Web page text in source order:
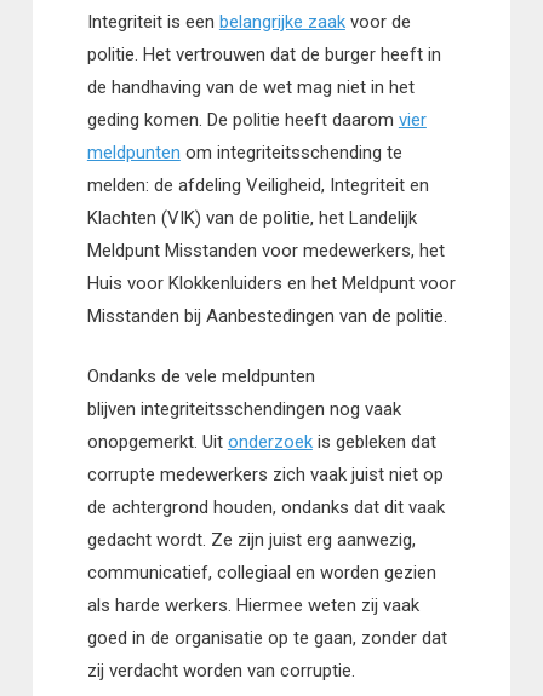
Integriteit is een belangrijke zaakvoor de
politie. Het vertrouwen dat de burger heeft in
de handhaving van de wet mag niet in het
geding komen. De politie heeft daarom vier
meldpunten om integriteitsschending te
melden: de afdeling Veiligheid, Integriteit en
Klachten (VIK) van de politie, het Landelijk
Meldpunt Misstanden voor medewerkers, het
Huis voor Klokkenluiders en het Meldpunt voor
Misstanden bij Aanbestedingen van de politie.
Ondanks de vele meldpunten
blijven integriteitsschendingen nog vaak
onopgemerkt. Uit onderzoekis gebleken dat
corrupte medewerkers zich vaak juist niet op
de achtergrond houden, ondanks dat dit vaak
gedacht wordt. Ze zijn juist erg aanwezig,
communicatief, collegiaal en worden gezien
als harde werkers. Hiermee weten zij vaak
goed in de organisatie op te gaan, zonder dat
zij verdacht worden van corruptie.